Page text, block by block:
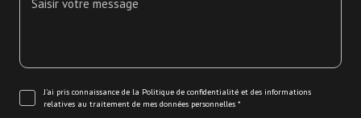
J'ai pris connaissance de la Politique de confidentialité et des informations
relatives au traitement de mes données personnelles *